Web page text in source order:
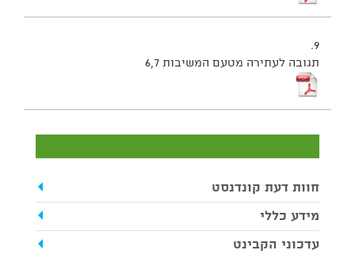
9.
תגובה לעתירה מטעם המשיבות 6,7
חוות דעת קונדנסט
מידע כללי
עדכוני הקבינט